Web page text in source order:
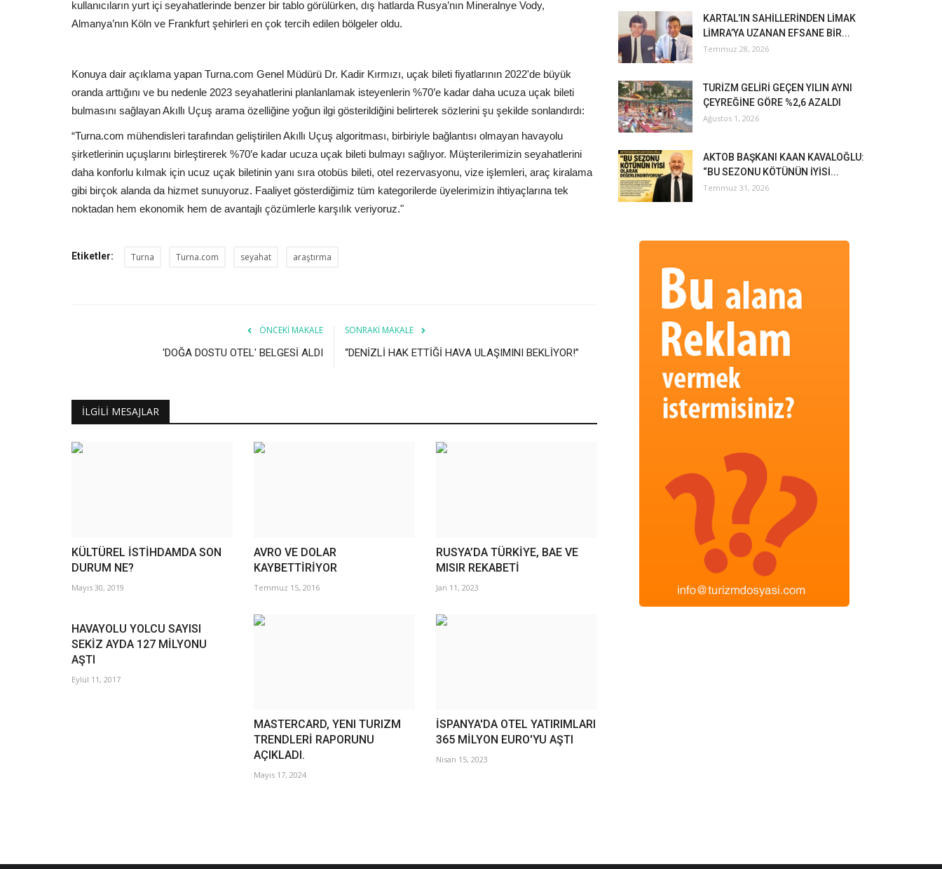
kullanıcıların yurt içi seyahatlerinde benzer bir tablo görülürken, dış hatlarda Rusya’nın Mineralnye Vody,
Almanya’nın Köln ve Frankfurt şehirleri en çok tercih edilen bölgeler oldu.
Konuya dair açıklama yapan Turna.com Genel Müdürü Dr. Kadir Kırmızı, uçak bileti fiyatlarının 2022'de büyük
oranda arttığını ve bu nedenle 2023 seyahatlerini planlanlamak isteyenlerin %70’e kadar daha ucuza uçak bileti
bulmasını sağlayan Akıllı Uçuş arama özelliğine yoğun ilgi gösterildiğini belirterek sözlerini şu şekilde sonlandırdı:
“Turna.com mühendisleri tarafından geliştirilen Akıllı Uçuş algoritması, birbiriyle bağlantısı olmayan havayolu
şirketlerinin uçuşlarını birleştirerek %70’e kadar ucuza uçak bileti bulmayı sağlıyor. Müşterilerimizin seyahatlerini
daha konforlu kılmak için ucuz uçak biletinin yanı sıra otobüs bileti, otel rezervasyonu, vize işlemleri, araç kiralama
gibi birçok alanda da hizmet sunuyoruz. Faaliyet gösterdiğimiz tüm kategorilerde üyelerimizin ihtiyaçlarına tek
noktadan hem ekonomik hem de avantajlı çözümlerle karşılık veriyoruz."
Etiketler: Turna Turna.com seyahat araştırma
ÖNCEKI MAKALE
'DOĞA DOSTU OTEL' BELGESİ ALDI
SONRAKI MAKALE
“DENİZLİ HAK ETTİĞİ HAVA ULAŞIMINI BEKLİYOR!”
İLGILI MESAJLAR
KÜLTÜREL İSTİHDAMDA SON
DURUM NE?
Mayıs 30, 2019
AVRO VE DOLAR
KAYBETTİRİYOR
Temmuz 15, 2016
RUSYA’DA TÜRKİYE, BAE VE
MISIR REKABETİ
Jan 11, 2023
HAVAYOLU YOLCU SAYISI
SEKİZ AYDA 127 MİLYONU
AŞTI
Eylül 11, 2017
MASTERCARD, YENI TURIZM
TRENDLERİ RAPORUNU
AÇIKLADI.
Mayıs 17, 2024
İSPANYA'DA OTEL YATIRIMLARI
365 MİLYON EURO'YU AŞTI
Nisan 15, 2023
KARTAL’IN SAHİLLERİNDEN LİMAK
LİMRA’YA UZANAN EFSANE BİR...
Temmuz 28, 2026
TURİZM GELİRİ GEÇEN YILIN AYNI
ÇEYREĞİNE GÖRE %2,6 AZALDI
Ağustos 1, 2026
AKTOB BAŞKANI KAAN KAVALOĞLU:
“BU SEZONU KÖTÜNÜN İYİSİ...
Temmuz 31, 2026